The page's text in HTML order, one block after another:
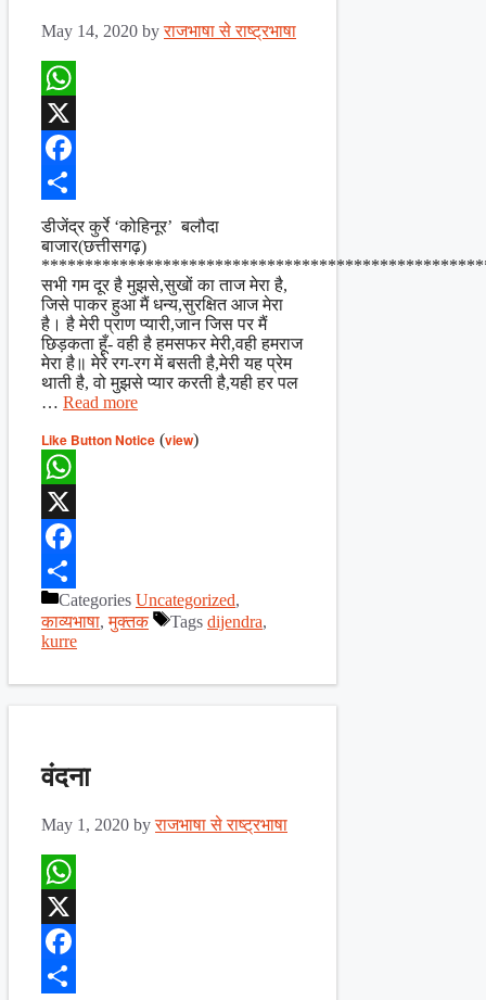
May 14, 2020 byराजभाषा से राष्ट्रभाषा
WhatsApp
X
Facebook
Share
डीजेंद्र कुर्रे ‘कोहिनूर’ बलौदा
बाजार(छत्तीसगढ़)
सभी गम दूर है मुझसे,सुखों का ताज मेरा है,
जिसे पाकर हुआ मैं धन्य,सुरक्षित आज मेरा
है। है मेरी प्राण प्यारी,जान जिस पर मैं
छिड़कता हूँ- वही है हमसफर मेरी,वही हमराज
मेरा है॥ मेरे रग-रग में बसती है,मेरी यह प्रेम
थाती है, वो मुझसे प्यार करती है,यही हर पल
… Read more
Like Button Notice (view)
WhatsApp
X
Facebook
ShareCategories Uncategorized,
काव्यभाषा,मुक्तक Tags dijendra,
kurre
वंदना
May 1, 2020 byराजभाषा से राष्ट्रभाषा
WhatsApp
X
Facebook